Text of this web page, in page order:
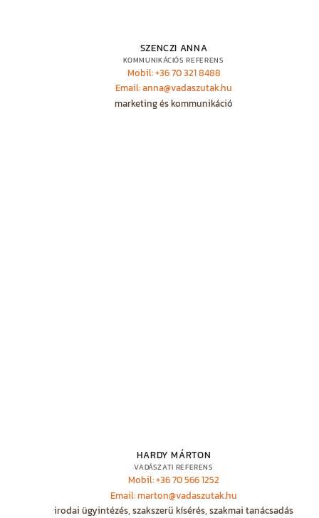
SZENCZI ANNA
KOMMUNIKÁCIÓS REFERENS
Mobil: +36 70 321 8488
Email: anna@vadaszutak.hu
marketing és kommunikáció
HARDY MÁRTON
VADÁSZATI REFERENS
Mobil: +36 70 566 1252
Email: marton@vadaszutak.hu
irodai ügyintézés, szakszerű kísérés, szakmai tanácsadás